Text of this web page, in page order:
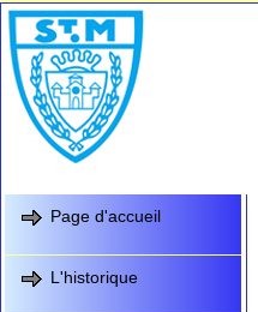
Page d'accueil
L'historique